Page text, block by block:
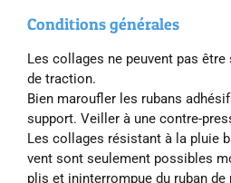
Conditions générales
Les collages ne peuvent pas
de traction.
Bien maroufler les rubans
support. Veiller à une contre-
Les collages résistant à la pluie
vent sont seulement possibles
plis et ininterrompue du ruban de